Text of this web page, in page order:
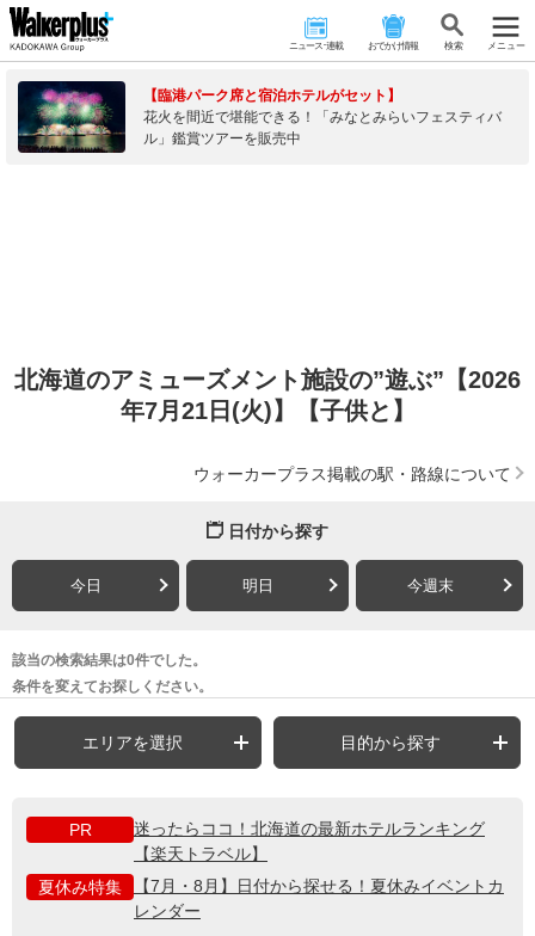
ニュース･連載 おでかけ情報 検 索 メニュー
【臨港パーク席と宿泊ホテルがセット】
花火を間近で堪能できる！「みなとみらいフェスティバ
ル」鑑賞ツアーを販売中
北海道のアミューズメント施設の”遊ぶ”【2026
年7月21日(火)】【子供と】
ウォーカープラス掲載の駅・路線について
日付から探す
今日 明日 今週末
該当の検索結果は0件でした。
条件を変えてお探しください。
エリアを選択 目的から探す
PR
迷ったらココ！北海道の最新ホテルランキング
【楽天トラベル】
夏休み特集
【7月・8月】日付から探せる！夏休みイベントカ
レンダー